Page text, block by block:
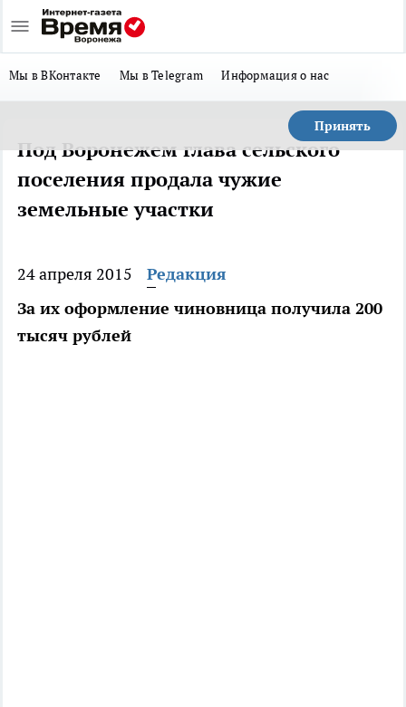
Мы в ВКонтакте Мы в Telegram Информация о нас
Принять
Под Воронежем глава сельского
поселения продала чужие
земельные участки
24 апреля 2015
Редакция
За их оформление чиновница получила 200
тысяч рублей